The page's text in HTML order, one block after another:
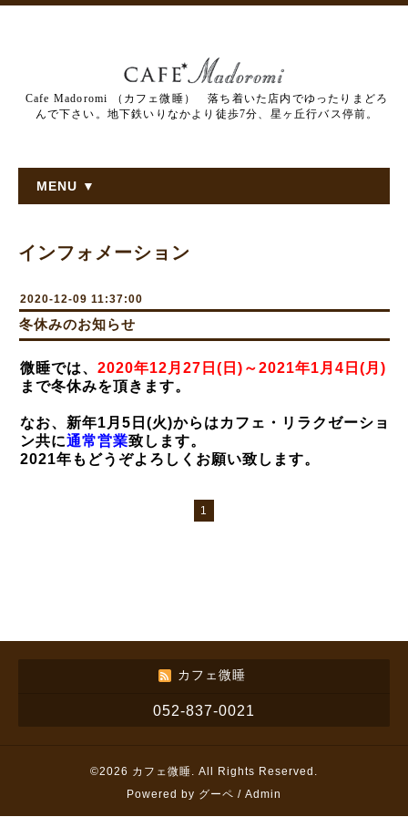
Cafe Madoromi （カフェ微睡） 落ち着いた店内でゆったりまどろ
んで下さい。地下鉄いりなかより徒歩7分、星ヶ丘行バス停前。
MENU ▼
インフォメーション
2020-12-09 11:37:00
冬休みのお知らせ
微睡では、 2020年12月27日(日)～2021年1月4日(月)
まで冬休みを頂きます。
なお、新年1月5日(火)からはカフェ・リラクゼーショ
ン共に通常営業致します。
2021年もどうぞよろしくお願い致します。
1
カフェ微睡
052-837-0021
©2026 カフェ微睡. All Rights Reserved.
Powered by グーペ / Admin